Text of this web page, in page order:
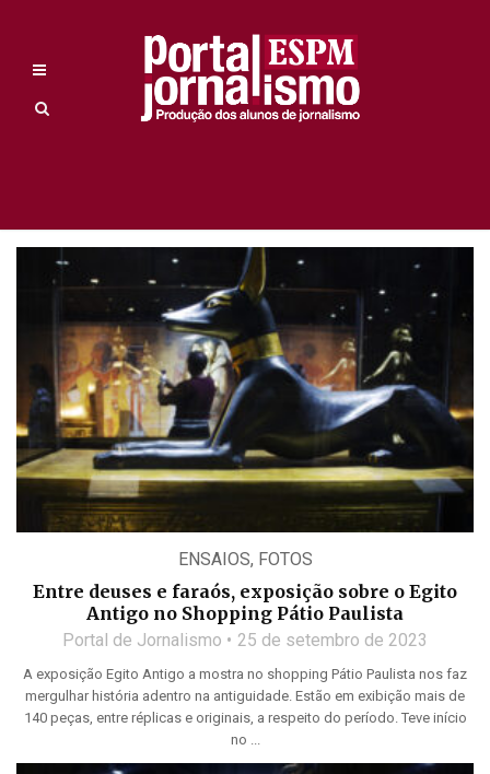
ENSAIOS, FOTOS
Entre deuses e faraós, exposição sobre o Egito
Antigo no Shopping Pátio Paulista
Portal de Jornalismo 25 de setembro de 2023
A exposição Egito Antigo a mostra no shopping Pátio Paulista nos faz
mergulhar história adentro na antiguidade. Estão em exibição mais de
140 peças, entre réplicas e originais, a respeito do período. Teve início
no ...